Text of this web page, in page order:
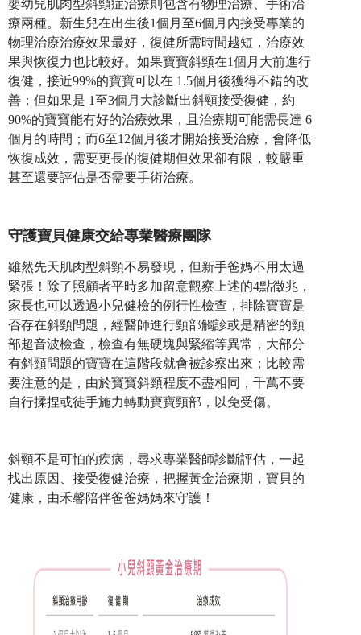
嬰幼兒肌肉型斜頸症治療則包含有物理治療、手術治
療兩種。新生兒在出生後1個月至6個月內接受專業的
物理治療治療效果最好，復健所需時間越短，治療效
果與恢復力也比較好。如果寶寶斜頸在1個月大前進行
復健，接近99%的寶寶可以在 1.5個月後獲得不錯的改
善；但如果是 1至3個月大診斷出斜頸接受復健，約
90%的寶寶能有好的治療效果，且治療期可能需長達 6
個月的時間；而6至12個月後才開始接受治療，會降低
恢復成效，需要更長的復健期但效果卻有限，較嚴重
甚至還要評估是否需要手術治療。
守護寶貝健康交給專業醫療團隊
雖然先天肌肉型斜頸不易發現，但新手爸媽不用太過
緊張！除了照顧者平時多加留意觀察上述的4點徵兆，
家長也可以透過小兒健檢的例行性檢查，排除寶寶是
否存在斜頸問題，經醫師進行頸部觸診或是精密的頸
部超音波檢查，檢查有無硬塊與緊縮等異常，大部分
有斜頸問題的寶寶在這階段就會被診察出來；比較需
要注意的是，由於寶寶斜頸程度不盡相同，千萬不要
自行揉捏或徒手施力轉動寶寶頸部，以免受傷。
斜頸不是可怕的疾病，尋求專業醫師診斷評估，一起
找出原因、接受復健治療，把握黃金治療期，寶貝的
健康，由禾馨陪伴爸爸媽媽來守護！